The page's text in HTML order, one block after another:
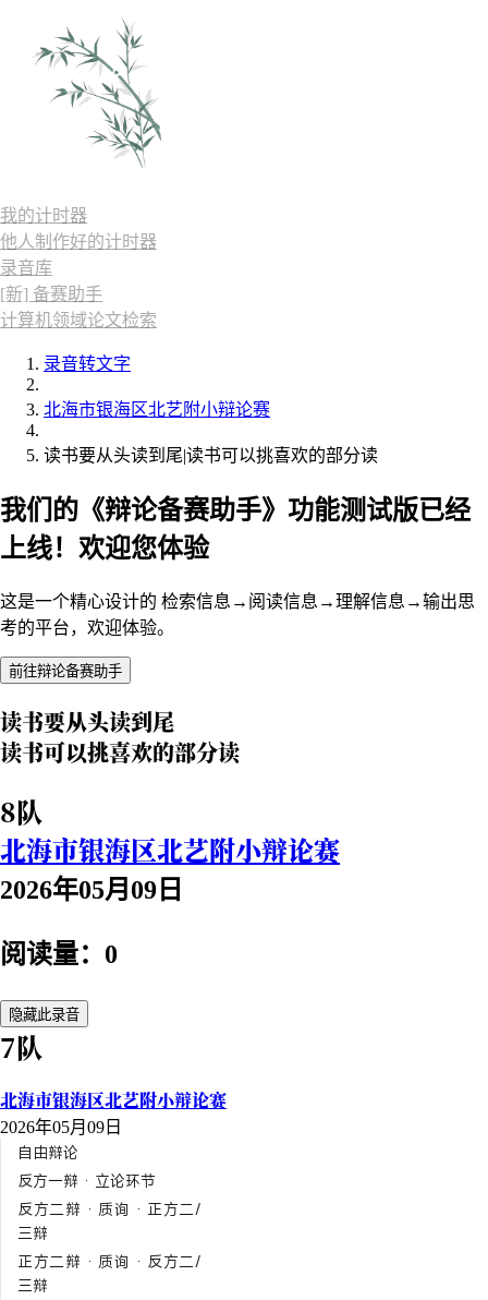
我的计时器
他人制作好的计时器
录音库
[新] 备赛助手
计算机领域论文检索
录音转文字
北海市银海区北艺附小辩论赛
读书要从头读到尾|读书可以挑喜欢的部分读
我们的《辩论备赛助手》功能测试版已经
上线！欢迎您体验
这是一个精心设计的 检索信息→阅读信息→理解信息→输出思
考的平台，欢迎体验。
前往辩论备赛助手
读书要从头读到尾
读书可以挑喜欢的部分读
8队
北海市银海区北艺附小辩论赛
2026年05月09日
阅读量：0
隐藏此录音
7队
北海市银海区北艺附小辩论赛
2026年05月09日
自由辩论
反方一辩 · 立论环节
反方二辩 · 质询 · 正方二/
三辩
正方二辩 · 质询 · 反方二/
三辩